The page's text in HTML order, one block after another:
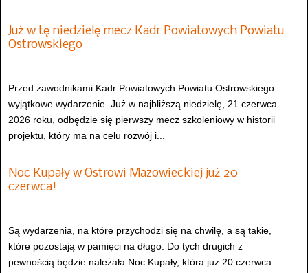
Już w tę niedzielę mecz Kadr Powiatowych Powiatu
Ostrowskiego
Przed zawodnikami Kadr Powiatowych Powiatu Ostrowskiego
wyjątkowe wydarzenie. Już w najbliższą niedzielę, 21 czerwca
2026 roku, odbędzie się pierwszy mecz szkoleniowy w historii
projektu, który ma na celu rozwój i...
Noc Kupały w Ostrowi Mazowieckiej już 20
czerwca!
Są wydarzenia, na które przychodzi się na chwilę, a są takie,
które pozostają w pamięci na długo. Do tych drugich z
pewnością będzie należała Noc Kupały, która już 20 czerwca...